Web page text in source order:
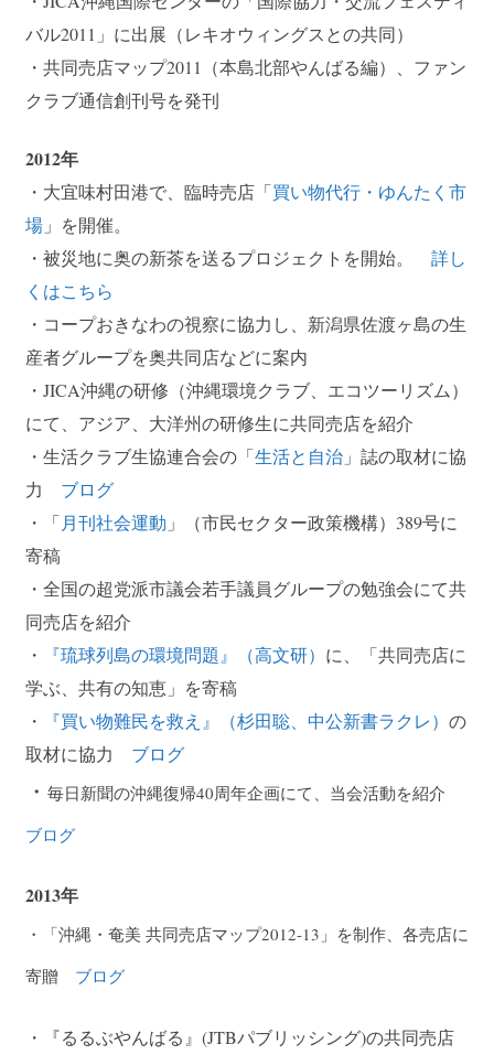
バル2011」に出展（レキオウィングスとの共同）
・共同売店マップ2011（本島北部やんばる編）、ファン
クラブ通信創刊号を発刊
2012年
・大宜味村田港で、臨時売店「買い物代行・ゆんたく市
場」を開催。
・被災地に奥の新茶を送るプロジェクトを開始。 詳し
くはこちら
・コープおきなわの視察に協力し、新潟県佐渡ヶ島の生
産者グループを奥共同店などに案内
・JICA沖縄の研修（沖縄環境クラブ、エコツーリズム）
にて、アジア、大洋州の研修生に共同売店を紹介
・生活クラブ生協連合会の「生活と自治」誌の取材に協
力 ブログ
・「月刊社会運動 」（市民セクター政策機構）389号に
寄稿
・全国の超党派市議会若手議員グループの勉強会にて共
同売店を紹介
・
『琉球列島の環境問題』（高文研） に、「共同売店に
学ぶ、共有の知恵」を寄稿
・
『買い物難民を救え』（杉田聡、中公新書ラクレ） の
取材に協力 ブログ
・ 毎日新聞の沖縄復帰40周年企画にて、当会活動を紹介
ブログ
2013年
・「沖縄・奄美 共同売店マップ2012-13」を制作、各売店に
寄贈 ブログ
・『るるぶやんばる』(JTBパブリッシング)の共同売店